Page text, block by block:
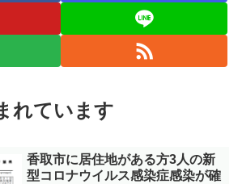
れています
香取市に居住地がある方3人の新
型コロナウイルス感染症感染が確